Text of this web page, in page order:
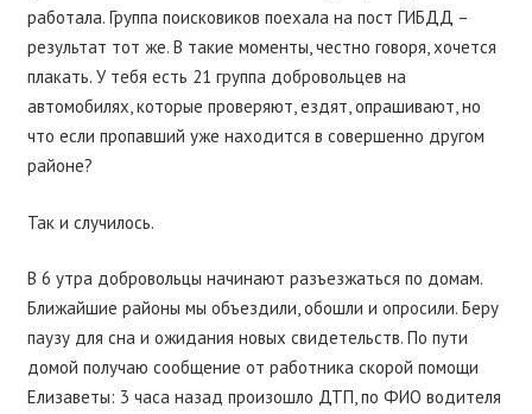
работала. Группа поисковиков поехала на пост ГИБДД –
результат тот же. В такие моменты, честно говоря, хочется
плакать. У тебя есть 21 группа добровольцев на
автомобилях, которые проверяют, ездят, опрашивают, но
что если пропавший уже находится в совершенно другом
районе?
Так и случилось.
В 6 утра добровольцы начинают разъезжаться по домам.
Ближайшие районы мы объездили, обошли и опросили. Беру
паузу для сна и ожидания новых свидетельств. По пути
домой получаю сообщение от работника скорой помощи
Елизаветы: 3 часа назад произошло ДТП, по ФИО водителя